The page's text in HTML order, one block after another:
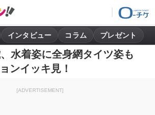
インタビュー コラム プレゼント
、水着姿に全身網タイツ姿も
ンイッキ見！
[ADVERTISEMENT]